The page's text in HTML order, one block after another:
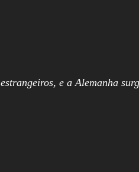
e a Alemanha